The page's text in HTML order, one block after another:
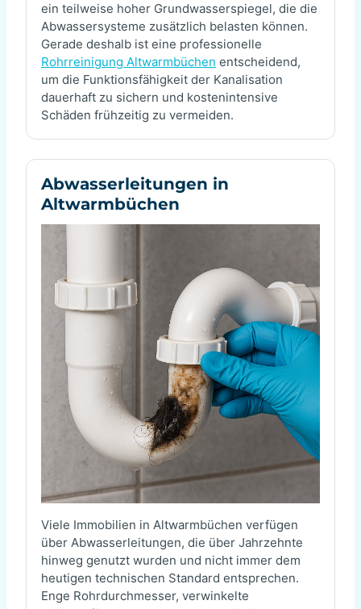
ein teilweise hoher Grundwasserspiegel, die die
Abwassersysteme zusätzlich belasten können.
Gerade deshalb ist eine professionelle
Rohrreinigung Altwarmbüchen entscheidend,
um die Funktionsfähigkeit der Kanalisation
dauerhaft zu sichern und kostenintensive
Schäden frühzeitig zu vermeiden.
Abwasserleitungen in
Altwarmbüchen
Viele Immobilien in Altwarmbüchen verfügen
über Abwasserleitungen, die über Jahrzehnte
hinweg genutzt wurden und nicht immer dem
heutigen technischen Standard entsprechen.
Enge Rohrdurchmesser, verwinkelte